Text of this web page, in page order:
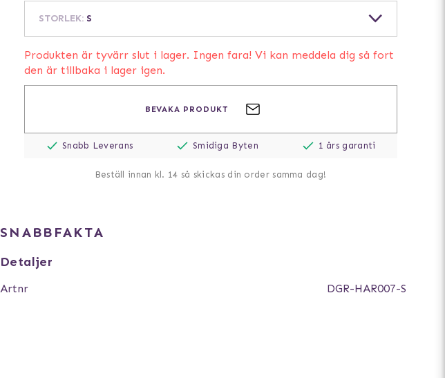
STORLEK: S
Produkten är tyvärr slut i lager. Ingen fara! Vi kan meddela dig så fort
den är tillbaka i lager igen.
BEVAKA PRODUKT
Snabb Leverans Smidiga Byten 1 års garanti
Beställ innan kl. 14 så skickas din order samma dag!
SNABBFAKTA
Detaljer
Artnr DGR-HAR007-S